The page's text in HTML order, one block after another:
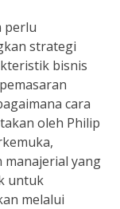
perlu
strategi
bisnis
cara
oleh Philip
manajerial yang
untuk
melalui